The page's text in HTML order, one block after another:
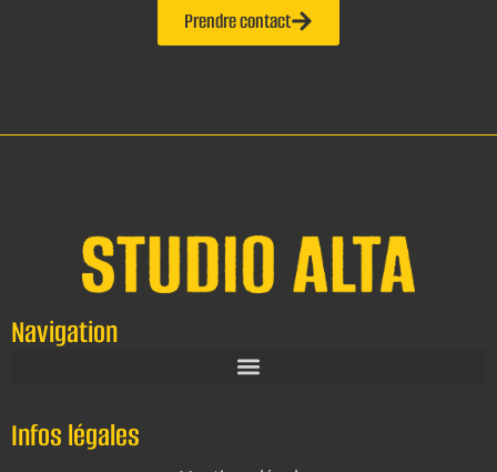
Prendre contact
Navigation
Infos légales